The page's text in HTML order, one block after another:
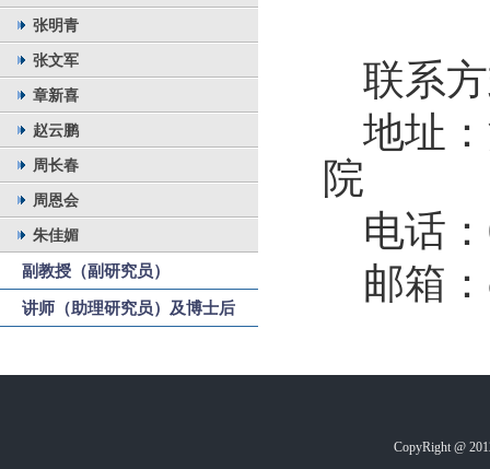
张明青
张文军
章新喜
赵云鹏
周长春
周恩会
朱佳媚
副教授（副研究员）
讲师（助理研究员）及博士后
联系
地址
院
电话：
邮箱：
CopyRight @